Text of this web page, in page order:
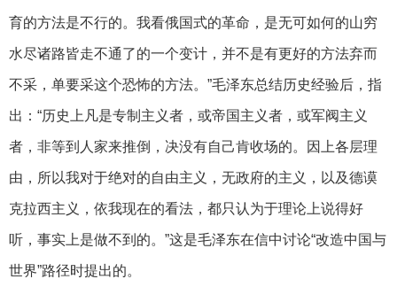
育的方法是不行的。我看俄国式的革命，是无可如何的山穷
水尽诸路皆走不通了的一个变计，并不是有更好的方法弃而
不采，单要采这个恐怖的方法。”毛泽东总结历史经验后，指
出：“历史上凡是专制主义者，或帝国主义者，或军阀主义
者，非等到人家来推倒，决没有自己肯收场的。因上各层理
由，所以我对于绝对的自由主义，无政府的主义，以及德谟
克拉西主义，依我现在的看法，都只认为于理论上说得好
听，事实上是做不到的。”这是毛泽东在信中讨论“改造中国与
世界”路径时提出的。